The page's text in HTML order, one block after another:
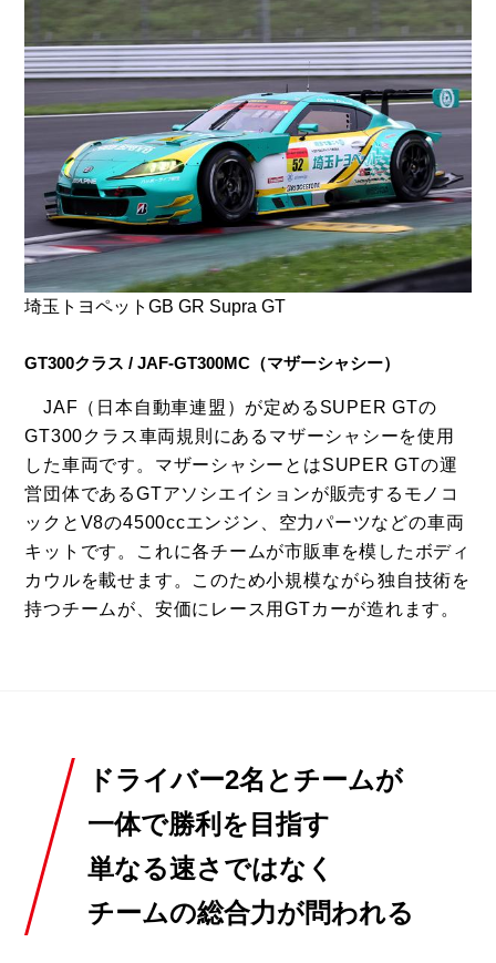
埼玉トヨペットGB GR Supra GT
GT300クラス / JAF-GT300MC（マザーシャシー）
JAF（日本自動車連盟）が定めるSUPER GTの
GT300クラス車両規則にあるマザーシャシーを使用
した車両です。マザーシャシーとはSUPER GTの運
営団体であるGTアソシエイションが販売するモノコ
ックとV8の4500ccエンジン、空力パーツなどの車両
キットです。これに各チームが市販車を模したボディ
カウルを載せます。このため小規模ながら独自技術を
持つチームが、安価にレース用GTカーが造れます。
ドライバー2名とチームが
一体で勝利を目指す
単なる速さではなく
チームの総合力が問われる